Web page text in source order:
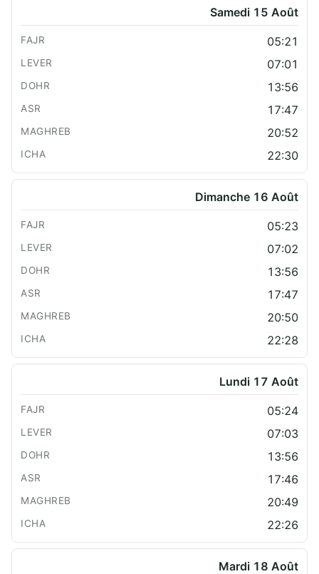
Samedi 15 Août
05:21
07:01
13:56
17:47
20:52
22:30
Dimanche 16 Août
05:23
07:02
13:56
17:47
20:50
22:28
Lundi 17 Août
05:24
07:03
13:56
17:46
20:49
22:26
Mardi 18 Août